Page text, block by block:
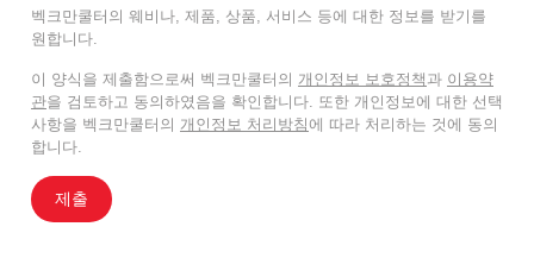
벡크만쿨터의 웨비나, 제품, 상품, 서비스 등에 대한 정보를 받기를
원합니다.
이 양식을 제출함으로써 벡크만쿨터의 개인정보 보호정책 과 이용약
관을 검토하고 동의하였음을 확인합니다. 또한 개인정보에 대한 선택
사항을 벡크만쿨터의 개인정보 처리방침에 따라 처리하는 것에 동의
합니다.
제출